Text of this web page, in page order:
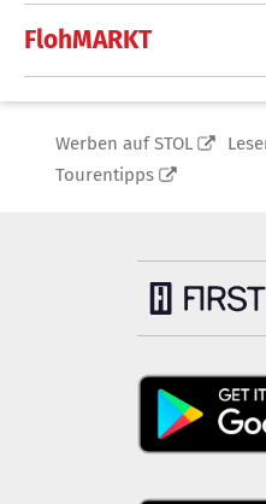
FlohMARKT
Werben auf STOL
Tourentipps